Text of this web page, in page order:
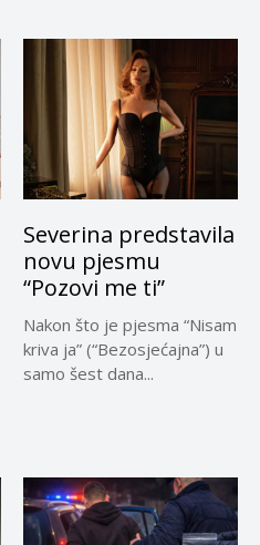
privremeno...
Severina predstavila
novu pjesmu
“Pozovi me ti”
Nakon što je pjesma “Nisam
kriva ja” (“Bezosjećajna”) u
samo šest dana...